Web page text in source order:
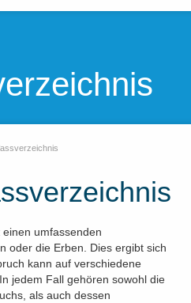
einen umfassenden
oder die Erben. Dies ergibt sich
kann auf verschiedene
jedem Fall gehören sowohl die
als auch dessen